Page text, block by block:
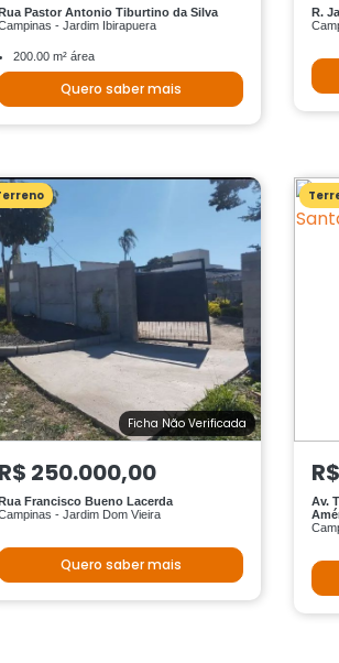
Pastor Antonio Tiburtino da Silva
- Jardim Ibirapuera
200.00 m² área
Quero saber mais
R.
Ficha Não Verificada
R$ 250.000,00
Francisco Bueno Lacerda
- Jardim Dom Vieira
Quero saber mais
Av.